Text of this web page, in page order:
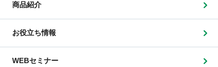
商品紹介
お役立ち情報
WEBセミナー